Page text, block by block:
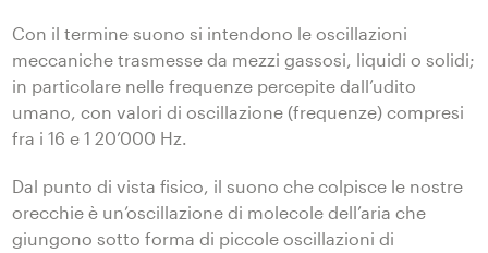
Con il termine suono si intendono le oscillazioni
meccaniche trasmesse da mezzi gassosi, liquidi o solidi;
in particolare nelle frequenze percepite dall’udito
umano, con valori di oscillazione (frequenze) compresi
fra i 16 e 1 20’000 Hz.
Dal punto di vista fisico, il suono che colpisce le nostre
orecchie è un’oscillazione di molecole dell’aria che
giungono sotto forma di piccole oscillazioni di